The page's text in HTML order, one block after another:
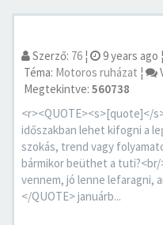
Szerző: 76 ¦ 9 years ago ¦
Téma: Motoros ruházat ¦
Megtekintve: 560738
<r><QUOTE><s>[quote]</
időszakban lehet kifogni a
szokás, trend vagy
bármikor beüthet a
vennem, jó lenne lefaragni,
</QUOTE> januárb...